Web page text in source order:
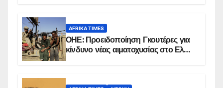
AFRIKA TIMES
ΟΗΕ: Προειδοποίηση Γκουτέρες για
κίνδυνο νέας αιματοχυσίας στο Ελ